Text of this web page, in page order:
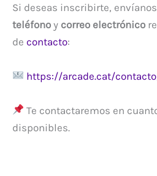
Si deseas inscribirte,
teléfono y correo electrónico
de contacto:
https://arcade.cat/
Te contactaremos en
disponibles.